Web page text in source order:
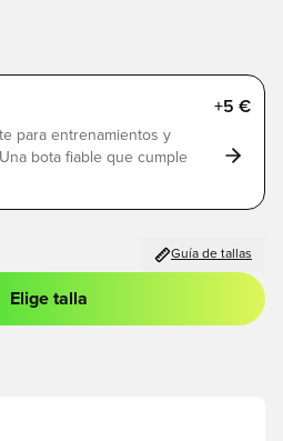
+5 €
para entrenamientos y
bota fiable que cumple
Guía de tallas
sesión o registrarse como miembro
Elige talla